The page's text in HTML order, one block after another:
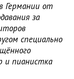
Германии от
за
специально
и пианистка